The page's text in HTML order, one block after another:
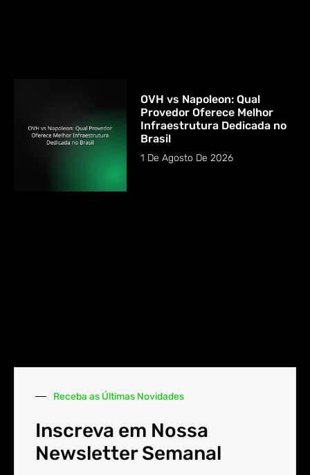
OVH vs Napoleon: Qual
Provedor Oferece Melhor
Infraestrutura Dedicada no
Brasil
1 De Agosto De 2026
Receba as Últimas Novidades
Inscreva em Nossa
Newsletter Semanal